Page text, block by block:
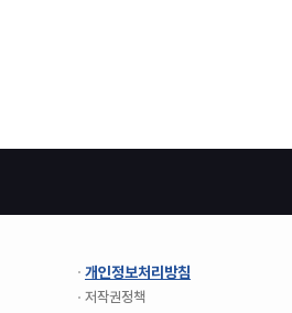
개인정보처리방침
저작권정책